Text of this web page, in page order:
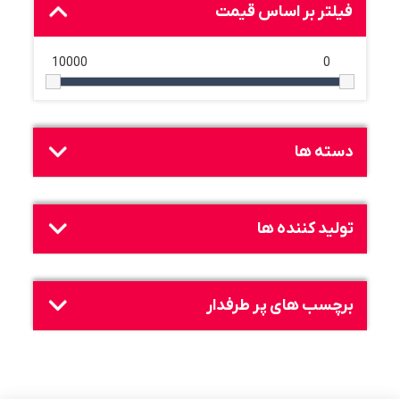
فیلتر بر اساس قیمت
0
10000
دسته ها
تولید کننده ها
برچسب های پر طرفدار